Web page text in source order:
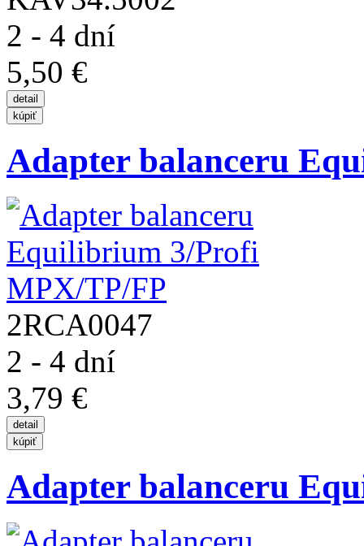
2 - 4 dní
5,50 €
Adapter balanceru
2RCA0047
2 - 4 dní
3,79 €
Adapter balanceru